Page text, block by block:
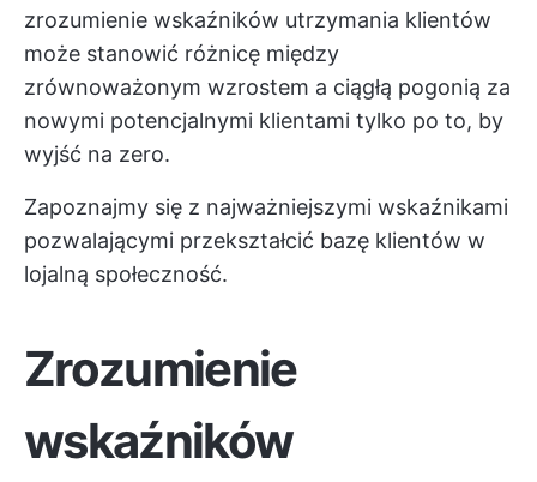
zrozumienie wskaźników utrzymania klientów
może stanowić różnicę między
zrównoważonym wzrostem a ciągłą pogonią za
nowymi potencjalnymi klientami tylko po to, by
wyjść na zero.
Zapoznajmy się z najważniejszymi wskaźnikami
pozwalającymi przekształcić bazę klientów w
lojalną społeczność.
Zrozumienie
wskaźników